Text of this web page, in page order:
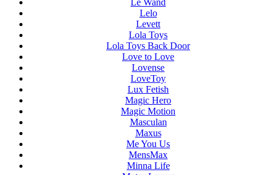
Lelo
Levett
Lola Toys
Lola Toys Back Door
Love to Love
Lovense
LoveToy
Lux Fetish
Magic Hero
Magic Motion
Masculan
Maxus
Me You Us
MensMax
Minna Life